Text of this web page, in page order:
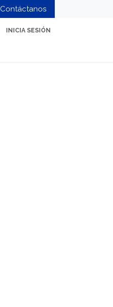
Contáctanos
INICIA SESIÓN